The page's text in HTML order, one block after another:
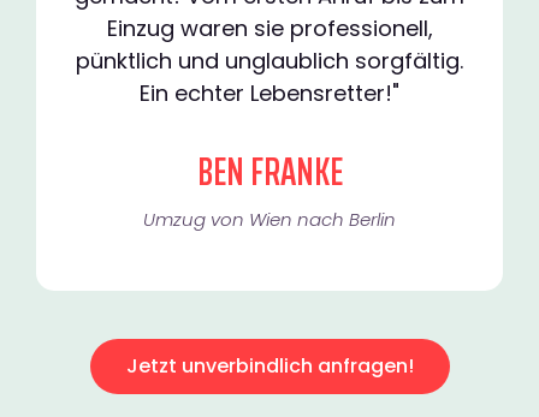
Einzug waren sie professionell,
pünktlich und unglaublich sorgfältig.
Ein echter Lebensretter!"
BEN FRANKE
Umzug von Wien nach Berlin
Jetzt unverbindlich anfragen!